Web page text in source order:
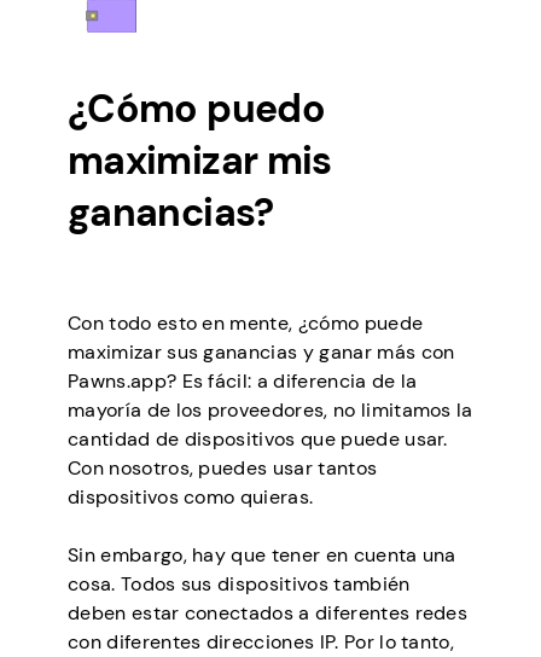
¿Cómo puedo
maximizar mis
ganancias?
Con todo esto en mente, ¿cómo puede
maximizar sus ganancias y ganar más con
Pawns.app? Es fácil: a diferencia de la
mayoría de los proveedores, no limitamos la
cantidad de dispositivos que puede usar.
Con nosotros, puedes usar tantos
dispositivos como quieras.
Sin embargo, hay que tener en cuenta una
cosa. Todos sus dispositivos también
deben estar conectados a diferentes redes
con diferentes direcciones IP. Por lo tanto,